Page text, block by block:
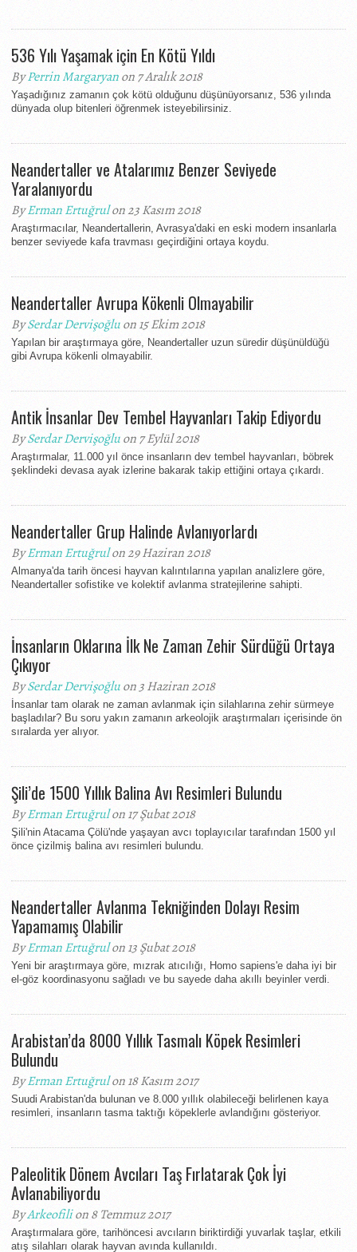
536 Yılı Yaşamak için En Kötü Yıldı
ByPerrin Margaryanon 7 Aralık 2018
Yaşadığınız zamanın çok kötü olduğunu düşünüyorsanız, 536 yılında
dünyada olup bitenleri öğrenmek isteyebilirsiniz.
Neandertaller ve Atalarımız Benzer Seviyede
Yaralanıyordu
ByErman Ertuğrulon 23 Kasım 2018
Araştırmacılar, Neandertallerin, Avrasya'daki en eski modern insanlarla
benzer seviyede kafa travması geçirdiğini ortaya koydu.
Neandertaller Avrupa Kökenli Olmayabilir
BySerdar Dervişoğluon 15 Ekim 2018
Yapılan bir araştırmaya göre, Neandertaller uzun süredir düşünüldüğü
gibi Avrupa kökenli olmayabilir.
Antik İnsanlar Dev Tembel Hayvanları Takip Ediyordu
BySerdar Dervişoğluon 7 Eylül 2018
Araştırmalar, 11.000 yıl önce insanların dev tembel hayvanları, böbrek
şeklindeki devasa ayak izlerine bakarak takip ettiğini ortaya çıkardı.
Neandertaller Grup Halinde Avlanıyorlardı
ByErman Ertuğrulon 29 Haziran 2018
Almanya'da tarih öncesi hayvan kalıntılarına yapılan analizlere göre,
Neandertaller sofistike ve kolektif avlanma stratejilerine sahipti.
İnsanların Oklarına İlk Ne Zaman Zehir Sürdüğü Ortaya
Çıkıyor
BySerdar Dervişoğluon 3 Haziran 2018
İnsanlar tam olarak ne zaman avlanmak için silahlarına zehir sürmeye
başladılar? Bu soru yakın zamanın arkeolojik araştırmaları içerisinde ön
sıralarda yer alıyor.
Şili’de 1500 Yıllık Balina Avı Resimleri Bulundu
ByErman Ertuğrulon 17 Şubat 2018
Şili'nin Atacama Çölü'nde yaşayan avcı toplayıcılar tarafından 1500 yıl
önce çizilmiş balina avı resimleri bulundu.
Neandertaller Avlanma Tekniğinden Dolayı Resim
Yapamamış Olabilir
ByErman Ertuğrulon 13 Şubat 2018
Yeni bir araştırmaya göre, mızrak atıcılığı, Homo sapiens'e daha iyi bir
el-göz koordinasyonu sağladı ve bu sayede daha akıllı beyinler verdi.
Arabistan’da 8000 Yıllık Tasmalı Köpek Resimleri
Bulundu
ByErman Ertuğrulon 18 Kasım 2017
Suudi Arabistan'da bulunan ve 8.000 yıllık olabileceği belirlenen kaya
resimleri, insanların tasma taktığı köpeklerle avlandığını gösteriyor.
Paleolitik Dönem Avcıları Taş Fırlatarak Çok İyi
Avlanabiliyordu
ByArkeofilion 8 Temmuz 2017
Araştırmalara göre, tarihöncesi avcıların biriktirdiği yuvarlak taşlar, etkili
atış silahları olarak hayvan avında kullanıldı.